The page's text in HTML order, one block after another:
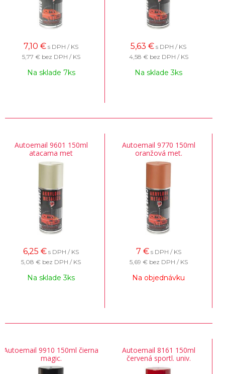
7,10 € s DPH / KS
5,77 € bez DPH / KS
Na sklade 7ks
5,63 € s DPH / KS
4,58 € bez DPH / KS
Na sklade 3ks
Autoemail 9601 150ml
atacama met
6,25 € s DPH / KS
5,08 € bez DPH / KS
Na sklade 3ks
Autoemail 9770 150ml
oranžová met.
7 € s DPH / KS
5,69 € bez DPH / KS
Na objednávku
Autoemail 9910 150ml čierna
magic.
Autoemail 8161 150ml
červená sportl. univ.